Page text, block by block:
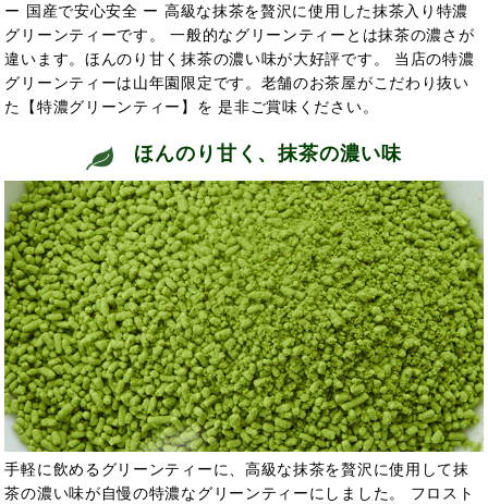
ー 国産で安心安全 ー 高級な抹茶を贅沢に使用した抹茶入り特濃
グリーンティーです。 一般的なグリーンティーとは抹茶の濃さが
違います。ほんのり甘く抹茶の濃い味が大好評です。 当店の特濃
グリーンティーは山年園限定です。老舗のお茶屋がこだわり抜い
た【特濃グリーンティー】を 是非ご賞味ください。
ほんのり甘く、抹茶の濃い味
手軽に飲めるグリーンティーに、高級な抹茶を贅沢に使用して抹
茶の濃い味が自慢の特濃なグリーンティーにしました。 フロスト